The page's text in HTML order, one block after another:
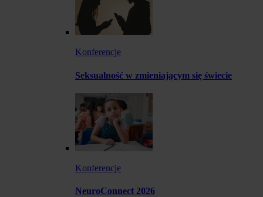
Konferencje
Seksualność w zmieniającym się świecie
Konferencje
NeuroConnect 2026